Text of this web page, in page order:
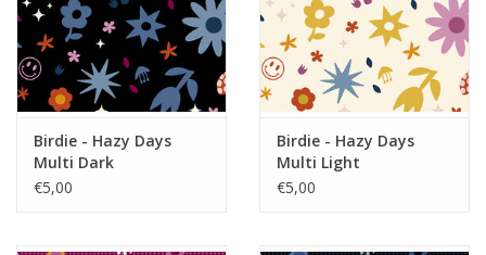
Birdie - Hazy Days
Multi Dark
€5,00
Birdie - Hazy Days
Multi Light
€5,00